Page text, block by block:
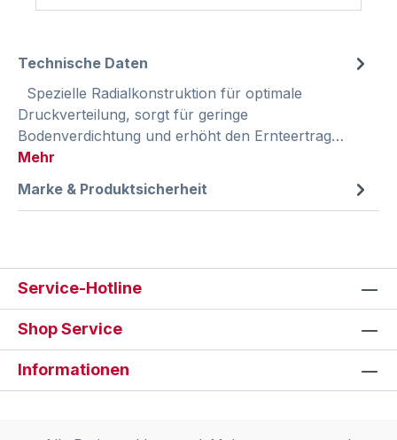
Technische Daten
Spezielle Radialkonstruktion für optimale
Druckverteilung, sorgt für geringe
Bodenverdichtung und erhöht den Ernteertrag…
Mehr
Marke & Produktsicherheit
Service-Hotline
Shop Service
Informationen